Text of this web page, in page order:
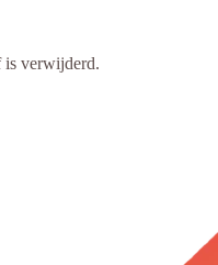
is verwijderd.